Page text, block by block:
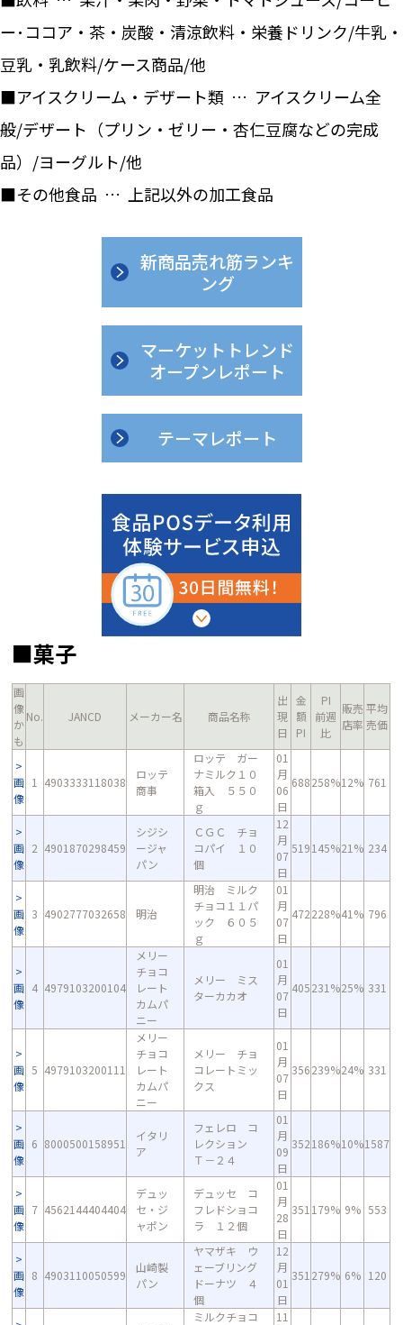
ー･ココア・茶・炭酸・清涼飲料・栄養ドリンク/牛乳・
豆乳・乳飲料/ケース商品/他
■アイスクリーム・デザート類 … アイスクリーム全
般/デザート（プリン・ゼリー・杏仁豆腐などの完成
品）/ヨーグルト/他
■その他食品 … 上記以外の加工食品
新商品売れ筋ランキ
ング
マーケットトレンド
オープンレポート
テーマレポート
■菓子
画
像
か
も
No. JANCD メーカー名 商品名称
出
現
日
金
額
PI
PI
前週
比
販売
店率
平均
売価
画
像
1 4903333118038
ロッテ
商事
ロッテ ガー
ナミルク１０
箱入 ５５０
ｇ
01
月
06
日
688258%12% 761
画
像
2 4901870298459
シジシ
ージャ
パン
ＣＧＣ チョ
コパイ １０
個
12
月
07
日
519145%21% 234
画
像
3 4902777032658 明治
明治 ミルク
チョコ１１パ
ック ６０５
ｇ
01
月
07
日
472228%41% 796
画
像
4 4979103200104
メリー
チョコ
レート
カムパ
ニー
メリー ミス
ターカカオ
01
月
07
日
405231%25% 331
画
像
5 4979103200111
メリー
チョコ
レート
カムパ
ニー
メリー チョ
コレートミッ
クス
01
月
07
日
356239%24% 331
画
像
6 8000500158951
イタリ
ア
フェレロ コ
レクション
Ｔ－２４
01
月
09
日
352186%10%1587
画
像
7 4562144404404
デュッ
セ・ジ
ャポン
デュッセ コ
フレドショコ
ラ １２個
01
月
28
日
351 179% 9% 553
画
像
8 4903110050599
山崎製
パン
ヤマザキ ウ
ェーブリング
ドーナツ ４
個
12
月
01
日
351 279% 6% 120
ミルクチョコ
11